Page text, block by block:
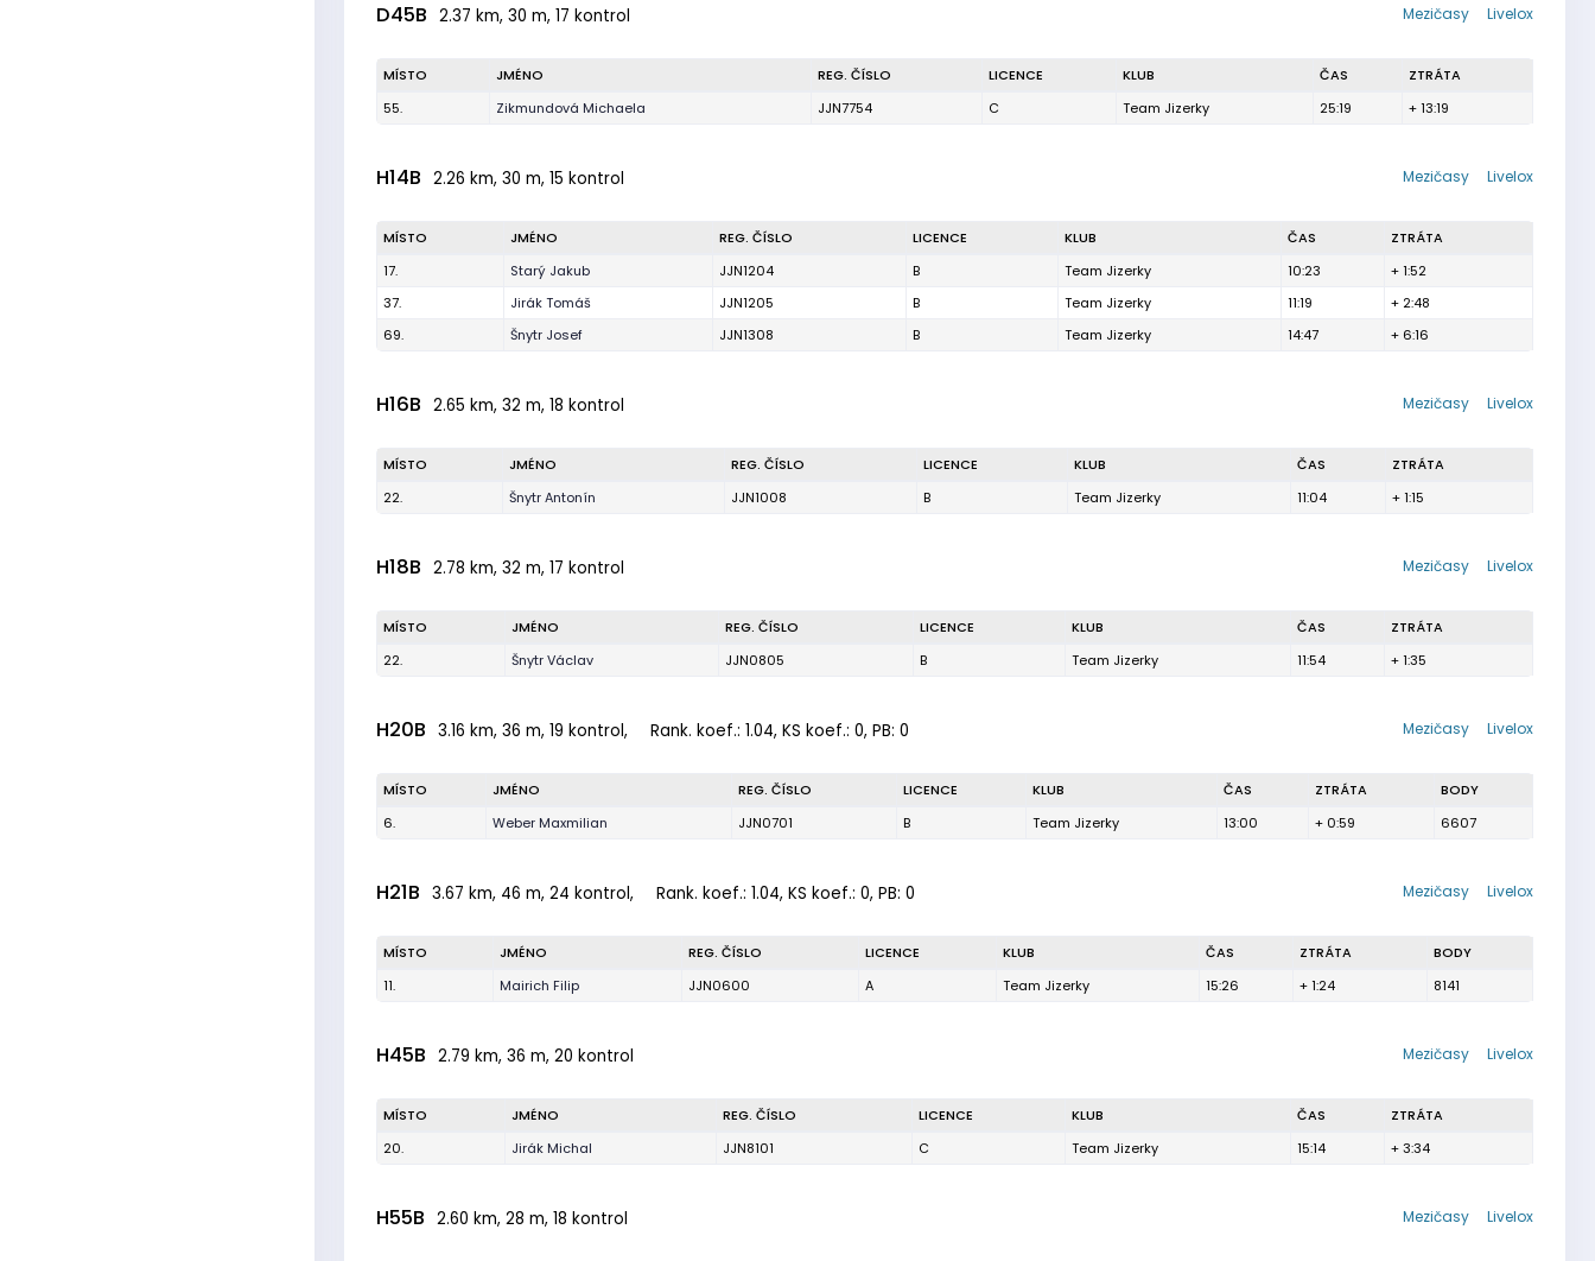
D45B 2.37 km, 30 m, 17 kontrol Livelox
Mezičasy
MÍSTO JMÉNO REG. ČÍSLO LICENCE KLUB ČAS
ZTRÁTA
55.
Zikmundová Michaela JJN7754 C Team Jizerky 25:19 + 13:19
H14B 2.26 km, 30 m, 15 kontrol Livelox
Mezičasy
MÍSTO JMÉNO REG. ČÍSLO LICENCE KLUB ČAS
ZTRÁTA
17.
Starý Jakub JJN1204 B Team Jizerky 10:23
+ 1:52
37.
Jirák Tomáš JJN1205 B Team Jizerky 11:19
+ 2:48
69.
Šnytr Josef JJN1308 B Team Jizerky 14:47 + 6:16
H16B 2.65 km, 32 m, 18 kontrol Livelox
Mezičasy
MÍSTO JMÉNO REG. ČÍSLO LICENCE KLUB ČAS
ZTRÁTA
22.
Šnytr Antonín JJN1008 B Team Jizerky 11:04 + 1:15
H18B 2.78 km, 32 m, 17 kontrol Livelox
Mezičasy
MÍSTO JMÉNO REG. ČÍSLO LICENCE KLUB ČAS
ZTRÁTA
22.
Šnytr Václav JJN0805 B Team Jizerky 11:54 + 1:35
H20B 3.16 km, 36 m, 19 kontrol, Rank. koef.: 1.04, KS koef.: 0, PB: 0 Livelox
Mezičasy
MÍSTO JMÉNO REG. ČÍSLO LICENCE KLUB ČAS ZTRÁTA
BODY
6.
Weber Maxmilian JJN0701 B Team Jizerky 13:00 + 0:59 6607
H21B 3.67 km, 46 m, 24 kontrol, Rank. koef.: 1.04, KS koef.: 0, PB: 0 Livelox
Mezičasy
MÍSTO JMÉNO REG. ČÍSLO LICENCE KLUB ČAS ZTRÁTA
BODY
11.
Mairich Filip JJN0600 A Team Jizerky 15:26 + 1:24 8141
H45B 2.79 km, 36 m, 20 kontrol Livelox
Mezičasy
MÍSTO JMÉNO REG. ČÍSLO LICENCE KLUB ČAS
ZTRÁTA
20.
Jirák Michal JJN8101 C Team Jizerky 15:14 + 3:34
H55B 2.60 km, 28 m, 18 kontrol Livelox
Mezičasy